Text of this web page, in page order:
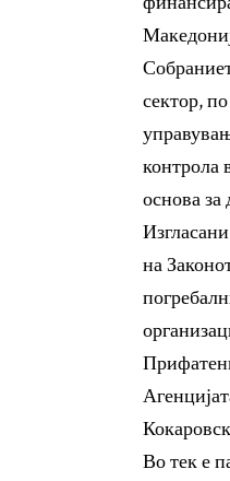
сектор,
контрола
основа за
на
Во тек е